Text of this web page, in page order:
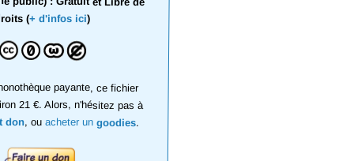
(+ d'infos ici)
payante, ce fichier
21 €. Alors, n'hésitez pas à
don, ou acheter un goodies.